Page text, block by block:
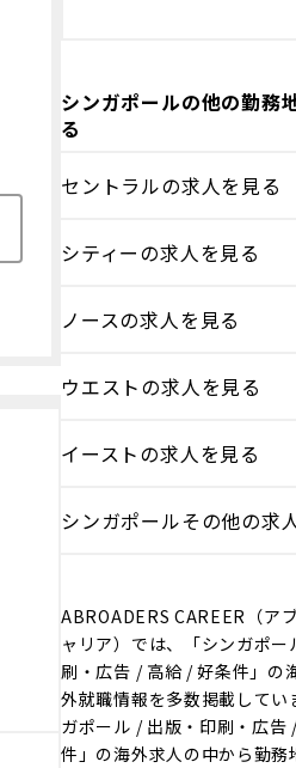
シンガポールの他の勤務
る
セントラルの求人を見る
シティーの求人を見る
ノースの求人を見る
ウエストの求人を見る
イーストの求人を見る
シンガポールその他の求
ABROADERS CAREER（ア
ャリア）では、「シンガポー
刷・広告 / 高給 / 好条件」の
外就職情報を多数掲載してい
ガポール / 出版・印刷・広告
件」の海外求人の中から勤務